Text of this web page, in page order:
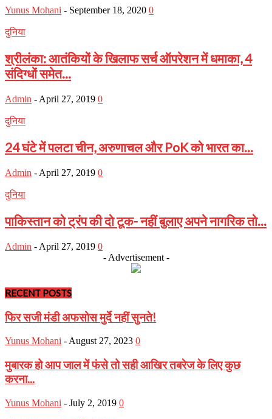
Yunus Mohani - September 18, 2020 0
दुनिया
श्रीलंका: आतंकियों के खिलाफ सर्च ऑपरेशन में धमाका, 4
संदिग्धों समेत...
Admin - April 27, 2019 0
दुनिया
24 घंटे में पलटा चीन, अरुणाचल और PoK को भारत का...
Admin - April 27, 2019 0
दुनिया
पाकिस्तान को ट्रंप की दो टूक- नहीं बुलाए अपने नागरिक तो...
Admin - April 27, 2019 0
- Advertisement -
RECENT POSTS
फिर सजी मंडी अफसोस मुर्दे नहीं सुनते!
Yunus Mohani -August 27, 2023 0
मुबारक हो आप जाल में फंसे तो सही आखिर तबरेज के लिए कुछ
करना...
Yunus Mohani - July 2, 2019 0